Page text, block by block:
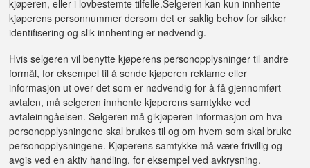
kjøperen, eller i lovbestemte tilfelle.Selgeren kan kun innhente
kjøperens personnummer dersom det er saklig behov for sikker
identifisering og slik innhenting er nødvendig.
Hvis selgeren vil benytte kjøperens personopplysninger til andre
formål, for eksempel til å sende kjøperen reklame eller
informasjon ut over det som er nødvendig for å få gjennomført
avtalen, må selgeren innhente kjøperens samtykke ved
avtaleinngåelsen. Selgeren må gikjøperen informasjon om hva
personopplysningene skal brukes til og om hvem som skal bruke
personopplysningene. Kjøperens samtykke må være frivillig og
avgis ved en aktiv handling, for eksempel ved avkrysning.